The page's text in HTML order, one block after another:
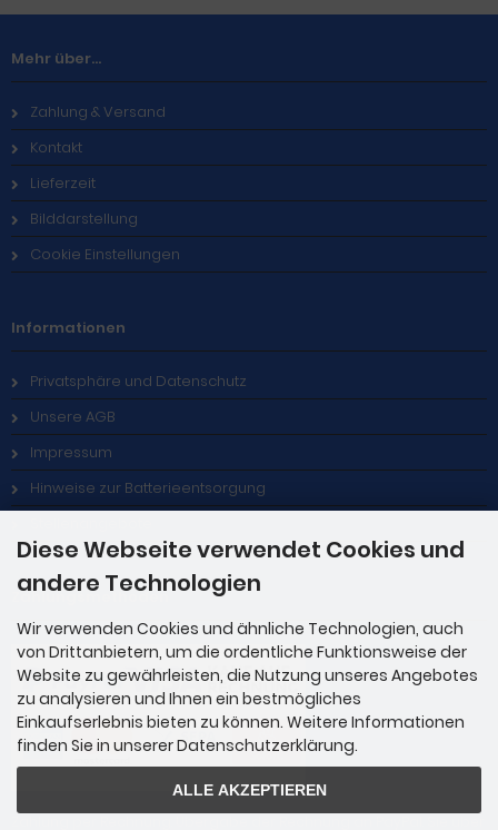
Mehr über...
Zahlung & Versand
Kontakt
Lieferzeit
Bilddarstellung
Cookie Einstellungen
Informationen
Privatsphäre und Datenschutz
Unsere AGB
Impressum
Hinweise zur Batterieentsorgung
Zahlungsmethoden
Diese Webseite verwendet Cookies und
andere Technologien
Wir verwenden Cookies und ähnliche Technologien, auch
von Drittanbietern, um die ordentliche Funktionsweise der
Website zu gewährleisten, die Nutzung unseres Angebotes
zu analysieren und Ihnen ein bestmögliches
Einkaufserlebnis bieten zu können. Weitere Informationen
finden Sie in unserer Datenschutzerklärung.
ALLE AKZEPTIEREN